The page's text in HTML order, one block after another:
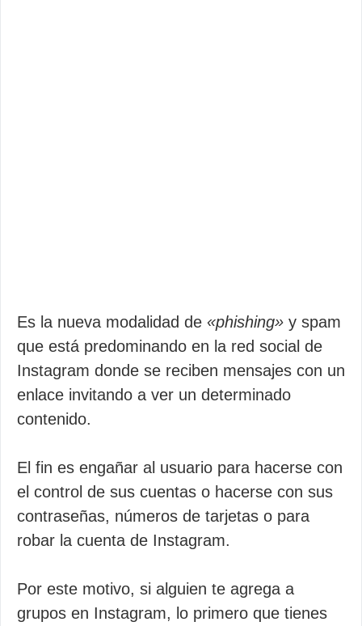
Es la nueva modalidad de «phishing» y spam
que está predominando en la red social de
Instagram donde se reciben mensajes con un
enlace invitando a ver un determinado
contenido.
El fin es engañar al usuario para hacerse con
el control de sus cuentas o hacerse con sus
contraseñas, números de tarjetas o para
robar la cuenta de Instagram.
Por este motivo, si alguien te agrega a
grupos en Instagram, lo primero que tienes